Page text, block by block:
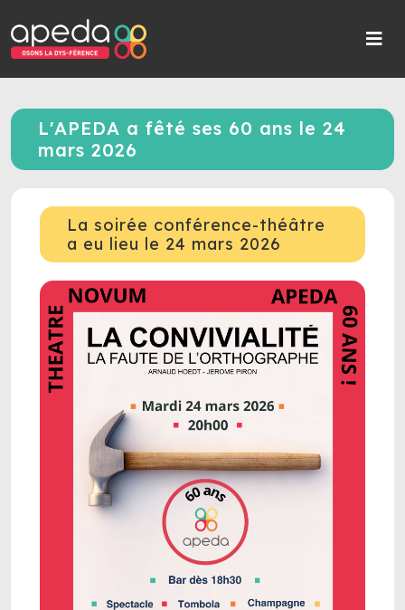
L'APEDA a fêté ses 60 ans le 24
mars 2026
La soirée conférence-théâtre
a eu lieu le 24 mars 2026